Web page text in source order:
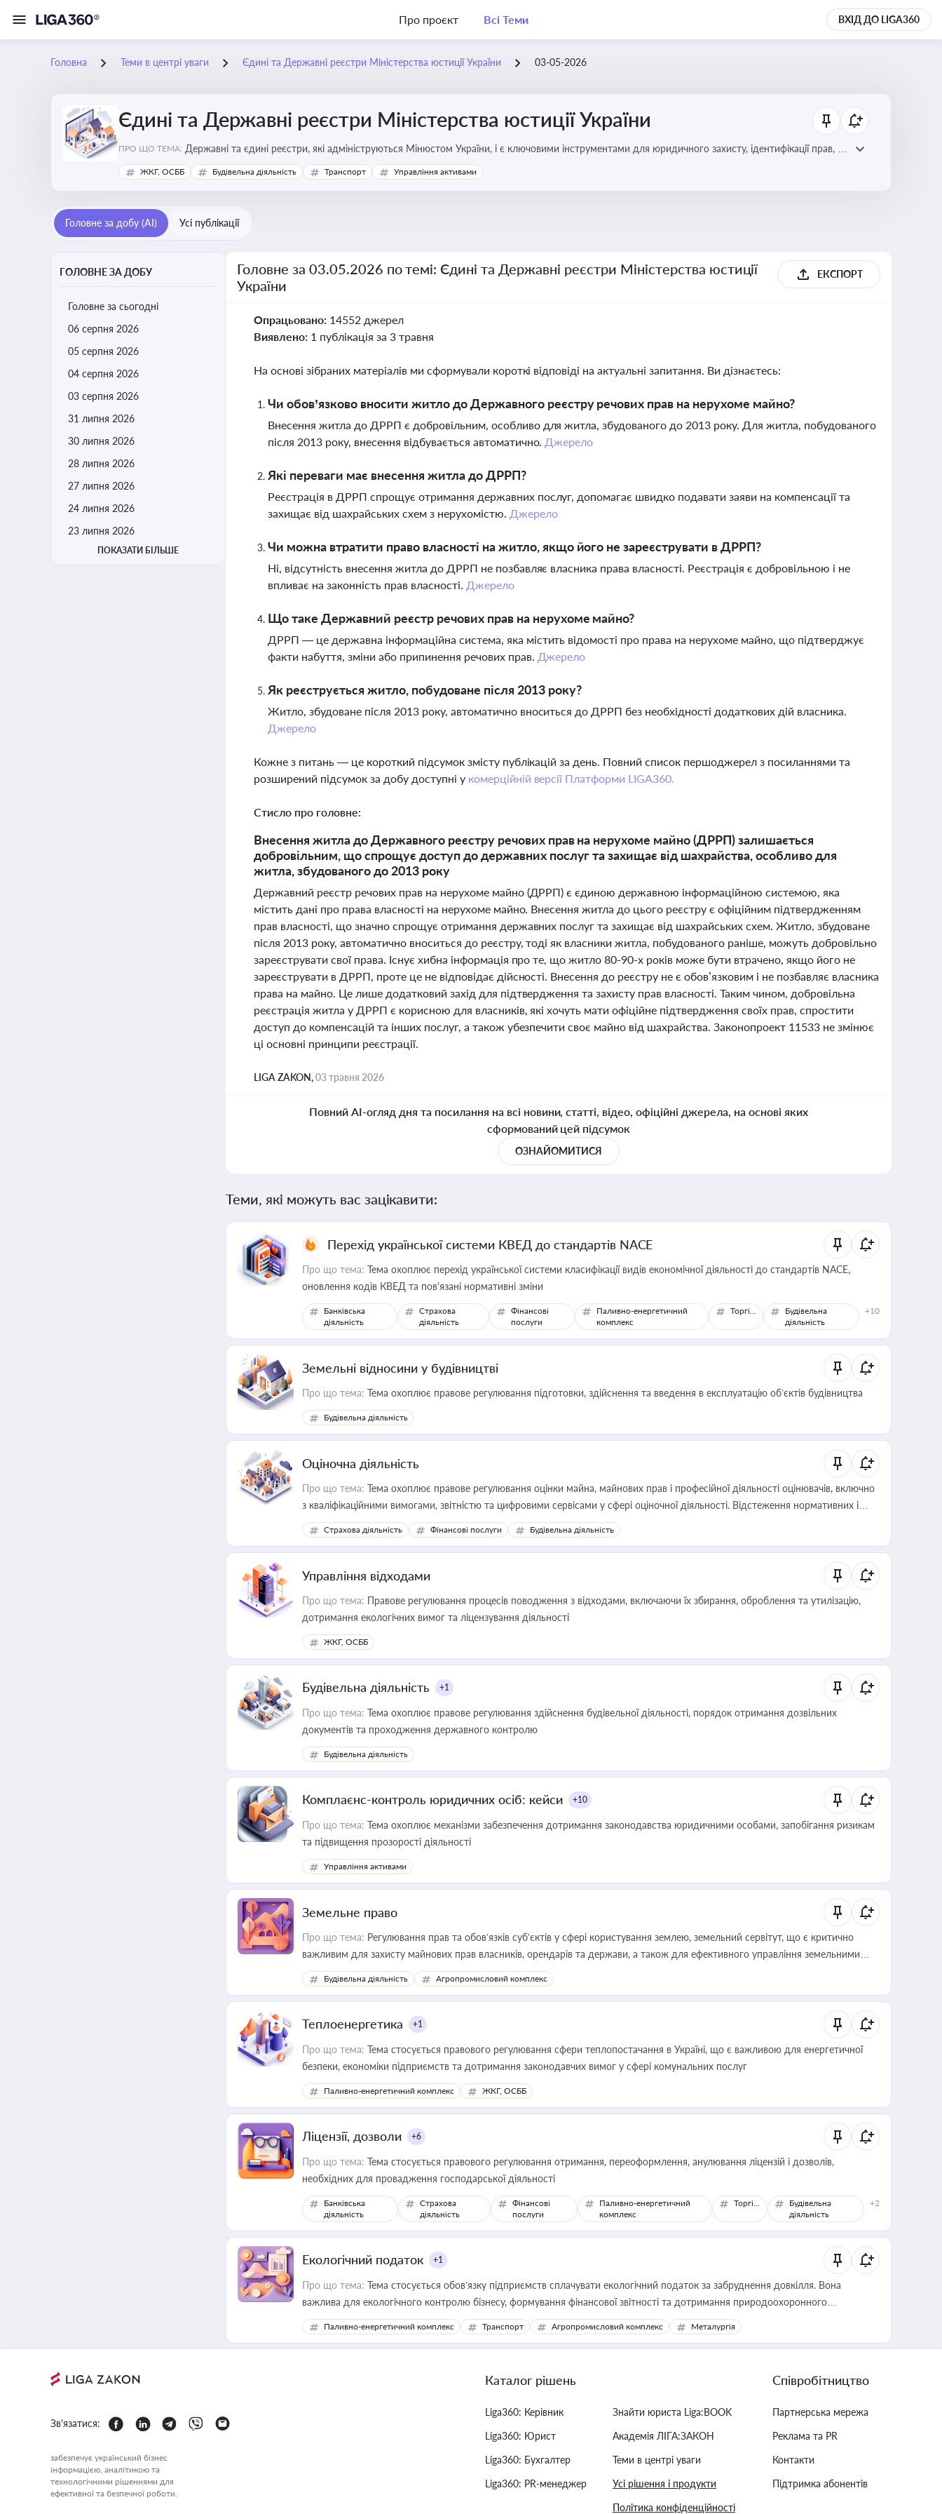
Про проєкт Всі Теми ВХІД ДО LIGA360
Головна Теми в центрі уваги Єдині та Державні реєстри Міністерства юстиції України 03-05-2026
Єдині та Державні реєстри Міністерства юстиції України
ПРО ЩО ТЕМА: Державні та єдині реєстри, які адмініструються Мінюстом України, і є ключовими інструментами для юридичного захисту, ідентифікації прав, та
забезпечення прозорості у сфері власності, бізнесу, сімейних та майнових відносин
ЖКГ, ОСББ Будівельна діяльність Транспорт Управління активами
Головне за добу (AI) Усі публікації
ГОЛОВНЕ ЗА ДОБУ
Головне за сьогодні
06 серпня 2026
05 серпня 2026
04 серпня 2026
03 серпня 2026
31 липня 2026
30 липня 2026
28 липня 2026
27 липня 2026
24 липня 2026
23 липня 2026
ПОКАЗАТИ БІЛЬШЕ
Головне за 03.05.2026 по темі: Єдині та Державні реєстри Міністерства юстиції
України
ЕКСПОРТ
Опрацьовано: 14552 джерел
Виявлено: 1 публікація за 3 травня
На основі зібраних матеріалів ми сформували короткі відповіді на актуальні запитання. Ви дізнаєтесь:
Чи обов’язково вносити житло до Державного реєстру речових прав на нерухоме майно?
Внесення житла до ДРРП є добровільним, особливо для житла, збудованого до 2013 року. Для житла, побудованого
після 2013 року, внесення відбувається автоматично. Джерело
Які переваги має внесення житла до ДРРП?
Реєстрація в ДРРП спрощує отримання державних послуг, допомагає швидко подавати заяви на компенсації та
захищає від шахрайських схем з нерухомістю. Джерело
Чи можна втратити право власності на житло, якщо його не зареєструвати в ДРРП?
Ні, відсутність внесення житла до ДРРП не позбавляє власника права власності. Реєстрація є добровільною і не
впливає на законність прав власності. Джерело
Що таке Державний реєстр речових прав на нерухоме майно?
ДРРП — це державна інформаційна система, яка містить відомості про права на нерухоме майно, що підтверджує
факти набуття, зміни або припинення речових прав. Джерело
Як реєструється житло, побудоване після 2013 року?
Житло, збудоване після 2013 року, автоматично вноситься до ДРРП без необхідності додаткових дій власника.
Джерело
Кожне з питань — це короткий підсумок змісту публікацій за день. Повний список першоджерел з посиланнями та
розширений підсумок за добу доступні у комерційній версії Платформи LIGA360.
Стисло про головне:
Внесення житла до Державного реєстру речових прав на нерухоме майно (ДРРП) залишається
добровільним, що спрощує доступ до державних послуг та захищає від шахрайства, особливо для
житла, збудованого до 2013 року
Державний реєстр речових прав на нерухоме майно (ДРРП) є єдиною державною інформаційною системою, яка
містить дані про права власності на нерухоме майно. Внесення житла до цього реєстру є офіційним підтвердженням
прав власності, що значно спрощує отримання державних послуг та захищає від шахрайських схем. Житло, збудоване
після 2013 року, автоматично вноситься до реєстру, тоді як власники житла, побудованого раніше, можуть добровільно
зареєструвати свої права. Існує хибна інформація про те, що житло 80-90-х років може бути втрачено, якщо його не
зареєструвати в ДРРП, проте це не відповідає дійсності. Внесення до реєстру не є обов’язковим і не позбавляє власника
права на майно. Це лише додатковий захід для підтвердження та захисту прав власності. Таким чином, добровільна
реєстрація житла у ДРРП є корисною для власників, які хочуть мати офіційне підтвердження своїх прав, спростити
доступ до компенсацій та інших послуг, а також убезпечити своє майно від шахрайства. Законопроект 11533 не змінює
ці основні принципи реєстрації.
LIGA ZAKON,03 травня 2026
Повний AI-огляд дня та посилання на всі новини, статті, відео, офіційні джерела, на основі яких
сформований цей підсумок
ОЗНАЙОМИТИСЯ
Теми, які можуть вас зацікавити:
Перехід української системи КВЕД до стандартів NACE
Про що тема: Тема охоплює перехід української системи класифікації видів економічної діяльності до стандартів NACE,
оновлення кодів КВЕД та пов'язані нормативні зміни
Банківська
діяльність
Страхова
діяльність
Фінансові
послуги
Паливно-енергетичний
комплекс
Торгівля
Будівельна
діяльність
+10
Земельні відносини у будівництві
Про що тема: Тема охоплює правове регулювання підготовки, здійснення та введення в експлуатацію об’єктів будівництва
Будівельна діяльність
Оціночна діяльність
Про що тема: Тема охоплює правове регулювання оцінки майна, майнових прав і професійної діяльності оцінювачів, включно
з кваліфікаційними вимогами, звітністю та цифровими сервісами у сфері оціночної діяльності. Відстеження нормативних і
медійних змін у цій сфері корисне для власника бізнесу, керівника, юриста або бухгалтера під час оподаткування,
приватизації, оренди державного майна, корпоративних угод і перевірки статусу суб'єктів оціночної діяльності
Страхова діяльність Фінансові послуги Будівельна діяльність
Управління відходами
Про що тема: Правове регулювання процесів поводження з відходами, включаючи їх збирання, оброблення та утилізацію,
дотримання екологічних вимог та ліцензування діяльності
ЖКГ, ОСББ
Будівельна діяльність +1
Про що тема: Тема охоплює правове регулювання здійснення будівельної діяльності, порядок отримання дозвільних
документів та проходження державного контролю
Будівельна діяльність
Комплаєнс-контроль юридичних осіб: кейси +10
Про що тема: Тема охоплює механізми забезпечення дотримання законодавства юридичними особами, запобігання ризикам
та підвищення прозорості діяльності
Управління активами
Земельне право
Про що тема: Регулювання прав та обов’язків суб’єктів у сфері користування землею, земельний сервітут, що є критично
важливим для захисту майнових прав власників, орендарів та держави, а також для ефективного управління земельними
ресурсами
Будівельна діяльність Агропромисловий комплекс
Теплоенергетика +1
Про що тема: Тема стосується правового регулювання сфери теплопостачання в Україні, що є важливою для енергетичної
безпеки, економіки підприємств та дотримання законодавчих вимог у сфері комунальних послуг
Паливно-енергетичний комплекс ЖКГ, ОСББ
Ліцензії, дозволи +6
Про що тема: Тема стосується правового регулювання отримання, переоформлення, анулювання ліцензій і дозволів,
необхідних для провадження господарської діяльності
Банківська
діяльність
Страхова
діяльність
Фінансові
послуги
Паливно-енергетичний
комплекс
Торгівля
Будівельна
діяльність
+2
Екологічний податок +1
Про що тема: Тема стосується обов’язку підприємств сплачувати екологічний податок за забруднення довкілля. Вона
важлива для екологічного контролю бізнесу, формування фінансової звітності та дотримання природоохоронного
законодавства
Паливно-енергетичний комплекс Транспорт Агропромисловий комплекс Металургія
Зв'язатися:
забезпечує український бізнес
інформацією, аналітикою та
технологічними рішеннями для
ефективної та безпечної роботи.
Каталог рішень
Liga360: Керівник
Liga360: Юрист
Liga360: Бухгалтер
Liga360: PR-менеджер
Знайти юриста Liga:BOOK
Академія ЛІГА:ЗАКОН
Теми в центрі уваги
Усі рішення і продукти
Політика конфіденційності
Співробітництво
Партнерська мережа
Реклама та PR
Контакти
Підтримка абонентів